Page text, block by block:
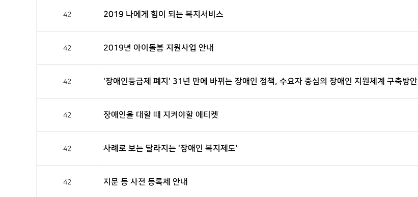
42 2019 나에게 힘이 되는 복지서비스
42 2019년 아이돌봄 지원사업 안내
42 '장애인등급제 폐지' 31년 만에 바뀌는 장애인 정책, 수요자 중심의 장애인 지원체계 구축방안
42 장애인을 대할 때 지켜야할 에티켓
42 사례로 보는 달라지는 '장애인 복지제도'
42 지문 등 사전 등록제 안내